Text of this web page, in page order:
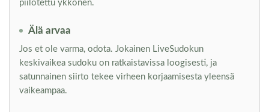
piilotettu ykkönen.
Älä arvaa
Jos et ole varma, odota. Jokainen LiveSudokun
keskivaikea sudoku on ratkaistavissa loogisesti, ja
satunnainen siirto tekee virheen korjaamisesta yleensä
vaikeampaa.